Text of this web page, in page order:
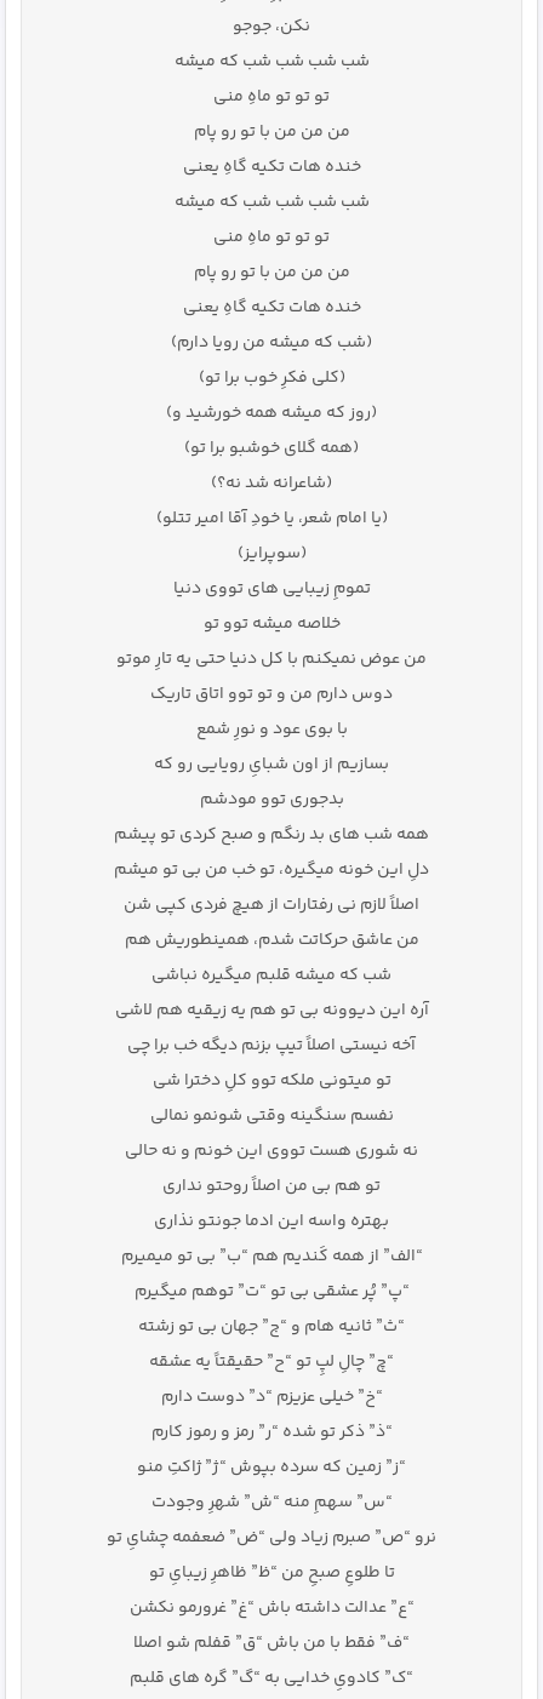
نکن، جوجو
شب شب شب شب که میشه
تو تو تو ماهِ منی
من من من با تو رو پام
خنده هات تکیه گاهِ یعنی
شب شب شب شب که میشه
تو تو تو ماهِ منی
من من من با تو رو پام
خنده هات تکیه گاهِ یعنی
(شب که میشه من رویا دارم)
(کلی فکرِ خوب برا تو)
(روز که میشه همه خورشید و)
(همه گلای خوشبو برا تو)
(شاعرانه شد نه؟)
(یا امام شعر، یا خودِ آقا امیر تتلو)
(سوپرایز)
تمومِ زیبایی های تووی دنیا
خلاصه میشه توو تو
من عوض نمیکنم با کل دنیا حتی یه تارِ موتو
دوس دارم من و تو توو اتاق تاریک
با بوی عود و نورِ شمع
بسازیم از اون شبایِ رویایی رو که
بدجوری توو مودشم
همه شب های بد رنگم و صبح کردی تو پیشم
دلِ این خونه میگیره، تو خب من بی تو میشم
اصلاً لازم نی رفتارات از هیچ فردی کپی شن
من عاشق حرکاتت شدم، همینطوریش هم
شب که میشه قلبم میگیره نباشی
آره این دیوونه بی تو هم یه زیقیه هم لاشی
آخه نیستی اصلاً تیپ بزنم دیگه خب برا چی
تو میتونی ملکه توو کلِ دخترا شی
نفسم سنگینه وقتی شونمو نمالی
نه شوری هست تووی این خونم و نه حالی
تو هم بی من اصلاً روحتو نداری
بهتره واسه این ادما جونتو نذاری
“الف” از همه کَندیم هم “ب” بی تو میمیرم
“پ” پُر عشقی بی تو “ت” توهم میگیرم
“ث” ثانیه هام و “ج” جهان بی تو زشته
“چ” چالِ لپِ تو “ح” حقیقتاً یه عشقه
“خ” خیلی عزیزم “د” دوست دارم
“ذ” ذکر تو شده “ر” رمز و رموز کارم
“ز” زمین که سرده بپوش “ژ” ژاکتِ منو
“س” سهمِ منه “ش” شهرِ وجودت
نرو “ص” صبرم زیاد ولی “ض” ضعفمه چشایِ تو
تا طلوعِ صبحِ من “ظ” ظاهرِ زیبایِ تو
“ع” عدالت داشته باش “غ” غرورمو نکشن
“ف” فقط با من باش “ق” قفلم شو اصلا
“ک” کادویِ خدایی به “گ” گره های قلبم